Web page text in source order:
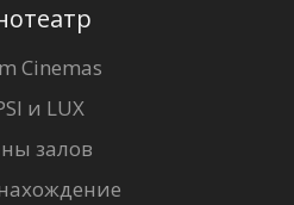
Cinemas
и LUX
залов